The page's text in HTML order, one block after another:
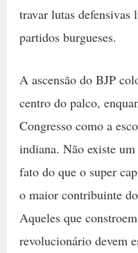
travar lutas
partidos burgueses.
A ascensão do BJP
centro do palco,
Congresso como a
indiana. Não existe
fato do que o super
o maior contribuinte
Aqueles que
revolucionário devem